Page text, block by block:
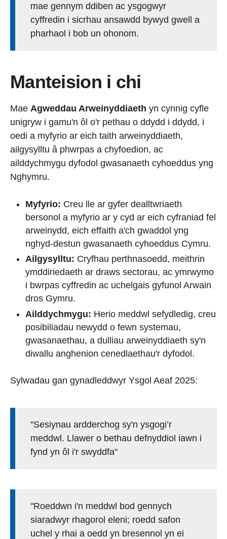
mae gennym ddiben ac ysgogwyr
cyffredin i sicrhau ansawdd bywyd gwell a
pharhaol i bob un ohonom.
Manteision i chi
Mae Agweddau Arweinyddiaeth yn cynnig cyfle
unigryw i gamu'n ôl o'r pethau o ddydd i ddydd, i
oedi a myfyrio ar eich taith arweinyddiaeth,
ailgysylltu â phwrpas a chyfoedion, ac
ailddychmygu dyfodol gwasanaeth cyhoeddus yng
Nghymru.
Myfyrio: Creu lle ar gyfer dealltwriaeth
bersonol a myfyrio ar y cyd ar eich cyfraniad fel
arweinydd, eich effaith a'ch gwaddol yng
nghyd-destun gwasanaeth cyhoeddus Cymru.
Ailgysylltu: Cryfhau perthnasoedd, meithrin
ymddiriedaeth ar draws sectorau, ac ymrwymo
i bwrpas cyffredin ac uchelgais gyfunol Arwain
dros Gymru.
Ailddychmygu: Herio meddwl sefydledig, creu
posibiliadau newydd o fewn systemau,
gwasanaethau, a dulliau arweinyddiaeth sy'n
diwallu anghenion cenedlaethau'r dyfodol.
Sylwadau gan gynadleddwyr Ysgol Aeaf 2025:
"Sesiynau ardderchog sy'n ysgogi’r
meddwl. Llawer o bethau defnyddiol iawn i
fynd yn ôl i'r swyddfa"
"Roeddwn i'n meddwl bod gennych
siaradwyr rhagorol eleni; roedd safon
uchel y rhai a oedd yn bresennol yn ei